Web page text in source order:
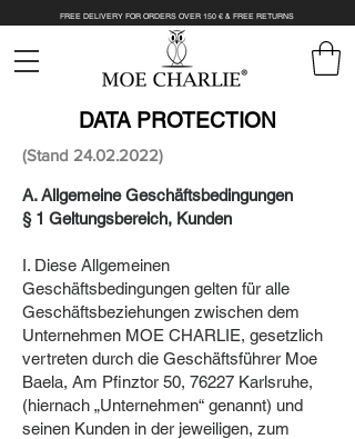
FREE DELIVERY FOR ORDERS OVER 150 € & FREE RETURNS
DATA PROTECTION
(Stand 24.02.2022)
A. Allgemeine Geschäftsbedingungen
§ 1 Geltungsbereich, Kunden
I. Diese Allgemeinen
Geschäftsbedingungen gelten für alle
Geschäftsbeziehungen zwischen dem
Unternehmen MOE CHARLIE, gesetzlich
vertreten durch die Geschäftsführer Moe
Baela, Am Pfinztor 50, 76227 Karlsruhe,
(hiernach „Unternehmen“ genannt) und
seinen Kunden in der jeweiligen, zum